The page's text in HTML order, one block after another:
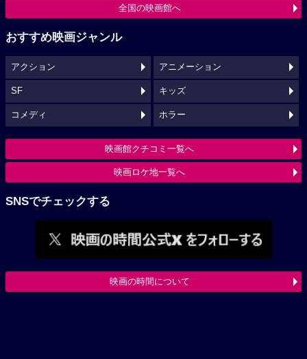
全国の映画館へ
おすすめ映画ジャンル
アクション アニメーション
SF キッズ
コメディ ホラー
映画館クチコミ一覧へ
映画ロケ地一覧へ
SNSでチェックする
映画の時間について